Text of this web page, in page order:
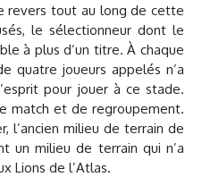
revers tout au long de cette
le sélectionneur dont le
à plus d’un titre. À chaque
quatre joueurs appelés n’a
pour jouer à ce stade.
match et de regroupement.
l’ancien milieu de terrain de
un milieu de terrain qui n’a
Lions de l’Atlas.